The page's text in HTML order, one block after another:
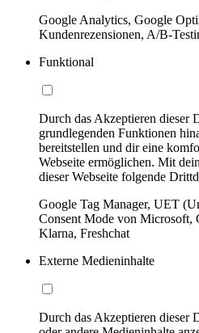
Google Analytics, Google
Kundenrezensionen, A/B-
Funktional
Durch das Akzeptieren dieser
grundlegenden Funktionen
bereitstellen und dir eine
Webseite ermöglichen. Mit
dieser Webseite folgende
Google Tag Manager, UET
Consent Mode von Microsoft,
Klarna, Freshchat
Externe Medieninhalte
Durch das Akzeptieren dieser